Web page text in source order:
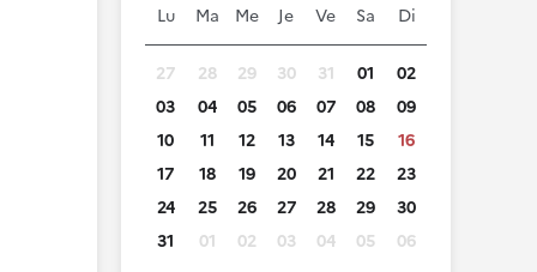
Lu Ma Me Je Ve Sa Di
27 28 29 30 31 01
02
03
04 05 06 07 08
09
10
11 12 13 14 15
16
17
18 19 20 21 22
23
24
25 26 27 28 29
30
31
01 02 03 04 05 06